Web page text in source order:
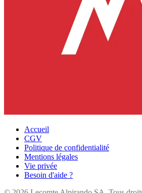
Accueil
CGV
Politique de confidentialité
Mentions légales
Vie privée
Besoin d'aide ?